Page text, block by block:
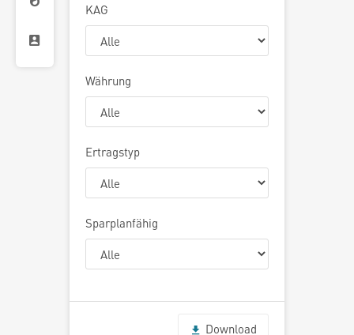
KAG
Währung
Ertragstyp
Sparplanfähig
Download